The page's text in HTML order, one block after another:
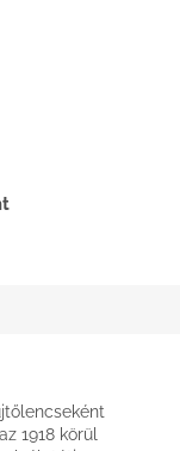
1918 körül